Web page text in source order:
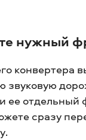
нужный
конвертера
звуковую
ее отдельный
сразу